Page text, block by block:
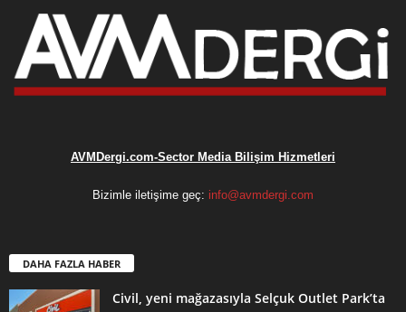
AVMDergi.com-Sector Media Bilişim Hizmetleri
Bizimle iletişime geç: info@avmdergi.com
DAHA FAZLA HABER
Civil, yeni mağazasıyla Selçuk Outlet Park’ta